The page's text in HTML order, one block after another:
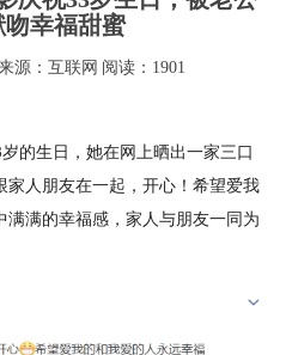
幸福甜蜜
源：互联网 阅读：1901
的生日，她在网上晒出一家三口
家人朋友在一起，开心！希望爱我
满满的幸福感，家人与朋友一同为